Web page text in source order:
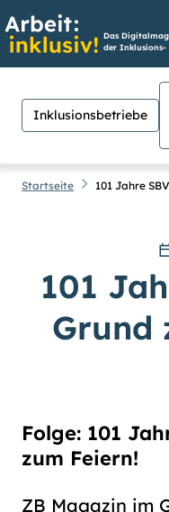
Das
der
Inklusionsbetriebe
Für
besteht hier
können Sie
vergrößern.
Schriftgröße
Startseite 101 Jahre
101
Grund
Folge: 101
zum Feiern!
ZB Magazin im